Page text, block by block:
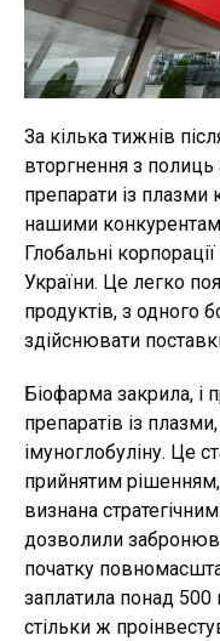
За кілька тижнів
вторгнення з полиць
препарати із
нашими
Глобальні
України. Це легко
продуктів, з одного
здійснювати
Біофарма закрила, і
препаратів із
імуноглобуліну. Це
прийнятим
визнана
дозволили
початку
заплатила понад 500
стільки ж